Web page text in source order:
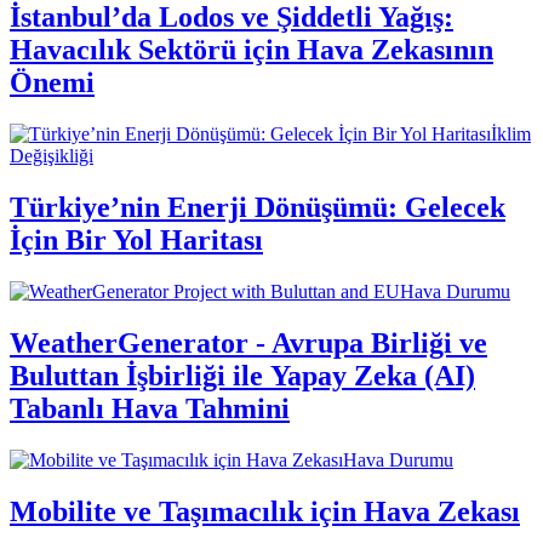
İstanbul’da Lodos ve Şiddetli Yağış:
Havacılık Sektörü için Hava Zekasının
Önemi
İklim
Değişikliği
Türkiye’nin Enerji Dönüşümü: Gelecek
İçin Bir Yol Haritası
Hava Durumu
WeatherGenerator - Avrupa Birliği ve
Buluttan İşbirliği ile Yapay Zeka (AI)
Tabanlı Hava Tahmini
Hava Durumu
Mobilite ve Taşımacılık için Hava Zekası